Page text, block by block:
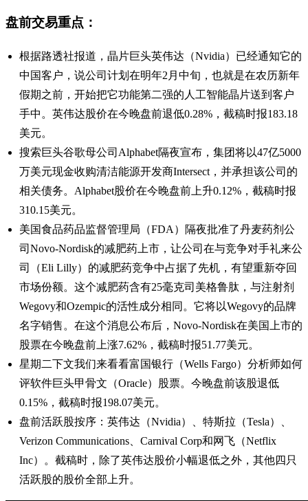
盘前交易重点：
根据路透社报道，晶片巨头英伟达（Nvidia）已经通知它的
中国客户，说公司计划在明年2月中旬，也就是在农历新年
假期之前，开始把它功能第二强的人工智能晶片送到客户
手中。英伟达股价在今晚盘前退低0.28%，截稿时报183.18
美元。
搜索巨头谷歌母公司Alphabet隔夜宣布，集团将以47亿5000
万美元现金收购清洁能源开发商Intersect，并承担该公司的
相关债务。Alphabet股价在今晚盘前上升0.12%，截稿时报
310.15美元。
美国食品药品监督管理局（FDA）隔夜批准了丹麦药剂公
司Novo-Nordisk的减肥药上市，让公司在与竞争对手礼来公
司（Eli Lilly）的减肥药竞争中占据了先机，有望重新夺回
市场份额。这个减肥药含有25毫克司美格鲁肽，与注射剂
Wegovy和Ozempic的活性成分相同。它将以Wegovy的品牌
名字销售。在这个消息公布后，Novo-Nordisk在美国上市的
股票在今晚盘前上涨7.62%，截稿时报51.77美元。
星期二下文我们来看看富国银行（Wells Fargo）分析师如何
评软件巨头甲骨文（Oracle）股票。今晚盘前该股退低
0.15%，截稿时报198.07美元。
盘前活跃股按序：英伟达（Nvidia）、特斯拉（Tesla）、
Verizon Communications、Carnival Corp和网飞（Netflix
Inc）。截稿时，除了英伟达股价小幅退低之外，其他四只
活跃股的股价全部上升。